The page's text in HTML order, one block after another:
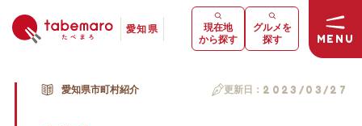
愛知県
MENU
現在地
から探す
グルメを
探す
愛知県市町村紹介 更新日： 2023/03/27